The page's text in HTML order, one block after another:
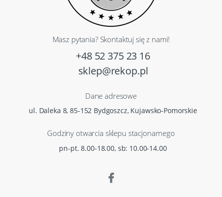
Masz pytania? Skontaktuj się z nami!
+48 52 375 23 16
sklep@rekop.pl
Dane adresowe
ul. Daleka 8, 85-152 Bydgoszcz, Kujawsko-Pomorskie
Godziny otwarcia sklepu stacjonarnego
pn-pt. 8.00-18.00, sb: 10.00-14.00